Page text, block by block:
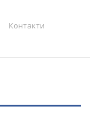
Контакти